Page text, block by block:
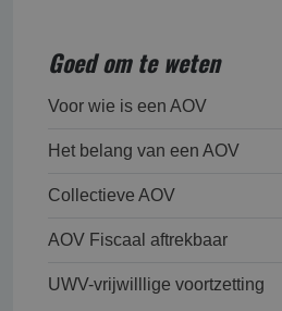
Goed om te weten
Voor wie is een AOV
Het belang van een AOV
Collectieve AOV
AOV Fiscaal aftrekbaar
UWV-vrijwilllige voortzetting